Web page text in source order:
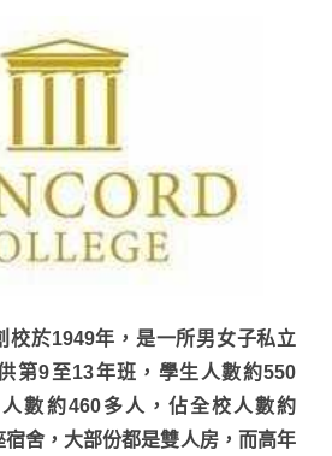
於1949年，是一所男女子私立
第9至13年班，學生人數約550
數約460多人，佔全校人數約
舍，大部份都是雙人房，而高年